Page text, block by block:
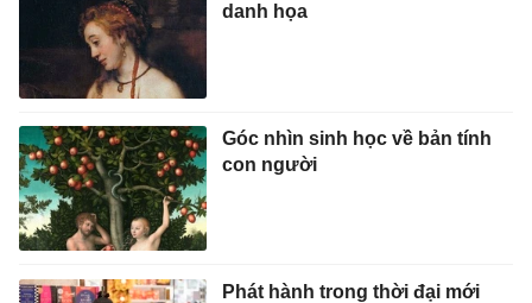
danh họa
Góc nhìn sinh học về bản tính
con người
Phát hành trong thời đại mới